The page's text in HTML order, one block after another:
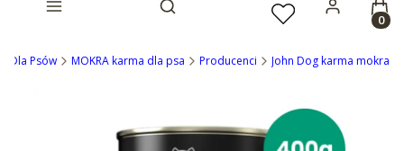
Otwórz wyszukiwarkę
Dla Psów MOKRA karma dla psa Producenci John Dog karma mokra